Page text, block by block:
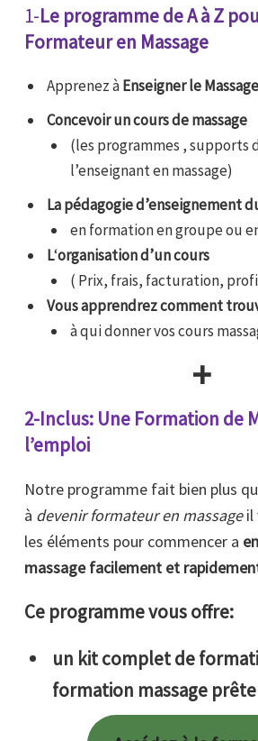
1-Le programme de A à Z
Formateur en Massage
Apprenez àEnseigner le Massage
Concevoir un cours de massage
(les programmes , supports
l’enseignant en massage)
La pédagogie d’enseignement
en formation en groupe ou
L‘organisation d’un cours
( Prix, frais, facturation,
Vous apprendrezcomment
à qui donner vos cours
+
2-Inclus: Une Formation de
l’emploi
Notre programme fait bien plus
à devenir formateur en massageil
les éléments pour commencer a
massage facilement et
Ce programme vous offre:
un kit complet de
formation massage